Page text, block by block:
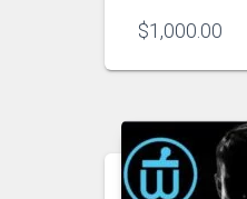
$1,000.00